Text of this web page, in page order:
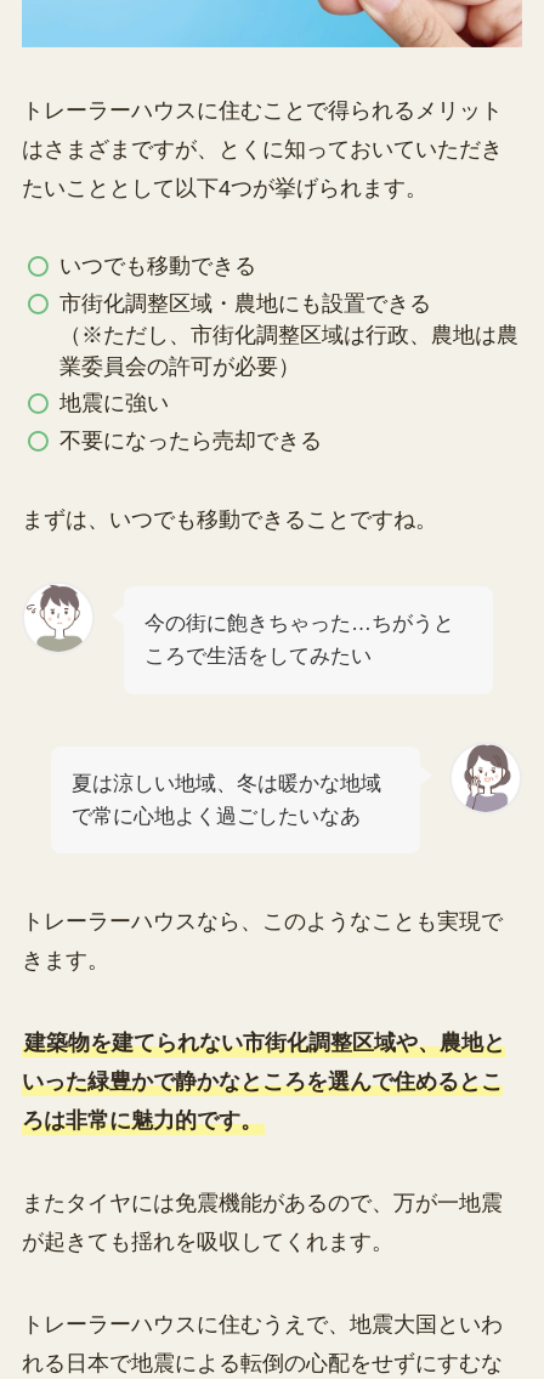
トレーラーハウスに住むことで得られるメリット
はさまざまですが、とくに知っておいていただき
たいこととして以下4つが挙げられます。
いつでも移動できる
市街化調整区域・農地にも設置できる
（※ただし、市街化調整区域は行政、農地は農
業委員会の許可が必要）
地震に強い
不要になったら売却できる
まずは、いつでも移動できることですね。
今の街に飽きちゃった…ちがうと
ころで生活をしてみたい
夏は涼しい地域、冬は暖かな地域
で常に心地よく過ごしたいなあ
トレーラーハウスなら、このようなことも実現で
きます。
建築物を建てられない市街化調整区域や、農地と
いった緑豊かで静かなところを選んで住めるとこ
ろは非常に魅力的です。
またタイヤには免震機能があるので、万が一地震
が起きても揺れを吸収してくれます。
トレーラーハウスに住むうえで、地震大国といわ
れる日本で地震による転倒の心配をせずにすむな